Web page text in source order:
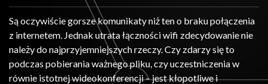
Są oczywiście gorsze komunikaty niż ten o braku połączenia
z internetem. Jednak utrata łączności wifi zdecydowanie nie
należy do najprzyjemniejszych rzeczy. Czy zdarzy się to
podczas pobierania ważnego pliku, czy uczestniczenia w
równie istotnej wideokonferencji – jest kłopotliwe i